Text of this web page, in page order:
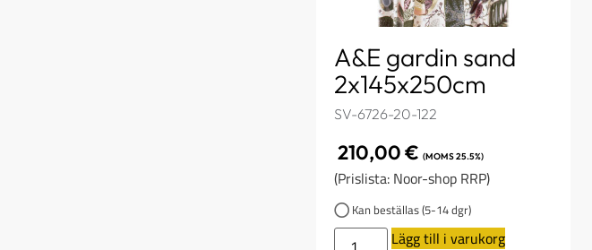
A&E gardin sand
2x145x250cm
SV-6726-20-122
210,00€ (MOMS 25.5%)
(Prislista: Noor-shop RRP)
Kan beställas (5-14 dgr)
Lägg till i varukorg